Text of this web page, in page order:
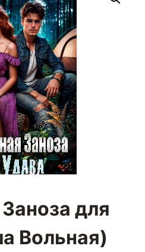
для
Вольная)